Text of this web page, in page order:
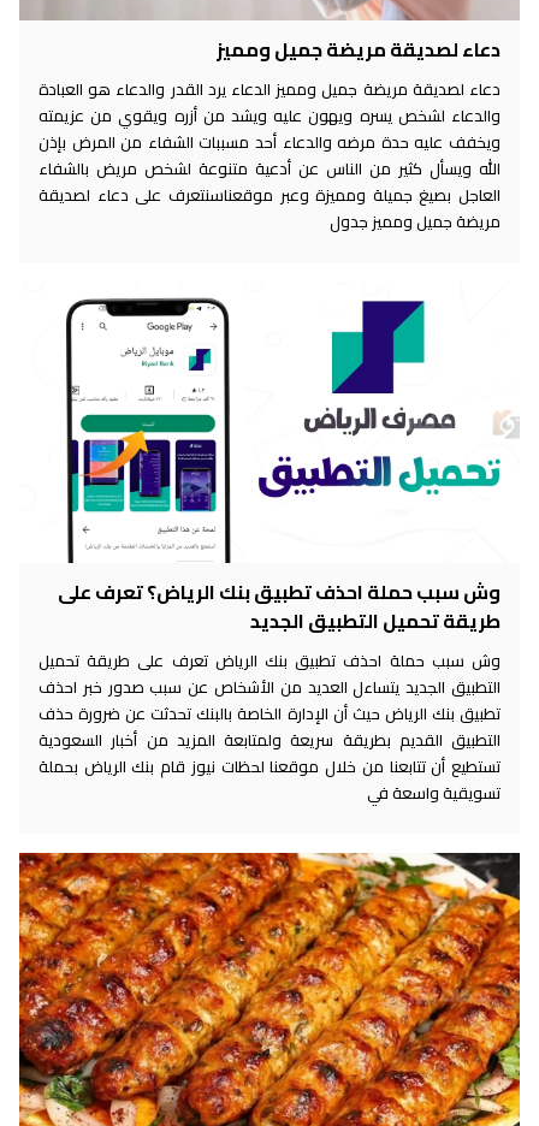
دعاء لصديقة مريضة جميل ومميز
دعاء لصديقة مريضة جميل ومميز الدعاء يرد القدر والدعاء هو العبادة
والدعاء لشخص يسره ويهون عليه ويشد من أزره ويقوي من عزيمته
ويخفف عليه حدة مرضه والدعاء أحد مسببات الشفاء من المرض بإذن
الله ويسأل كثير من الناس عن أدعية متنوعة لشخص مريض بالشفاء
العاجل بصيغ جميلة ومميزة وعبر موقعناسنتعرف على دعاء لصديقة
مريضة جميل ومميز جدول
وش سبب حملة احذف تطبيق بنك الرياض؟ تعرف على
طريقة تحميل التطبيق الجديد
وش سبب حملة احذف تطبيق بنك الرياض تعرف على طريقة تحميل
التطبيق الجديد يتساءل العديد من الأشخاص عن سبب صدور خبر احذف
تطبيق بنك الرياض حيث أن الإدارة الخاصة بالبنك تحدثت عن ضرورة حذف
التطبيق القديم بطريقة سريعة ولمتابعة المزيد من أخبار السعودية
تستطيع أن تتابعنا من خلال موقعنا لحظات نيوز قام بنك الرياض بحملة
تسويقية واسعة في